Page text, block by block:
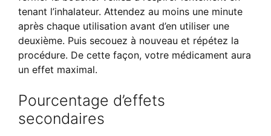
tenant l’inhalateur. Attendez au moins une minute
après chaque utilisation avant d’en utiliser une
deuxième. Puis secouez à nouveau et répétez la
procédure. De cette façon, votre médicament aura
un effet maximal.
Pourcentage d’effets
secondaires